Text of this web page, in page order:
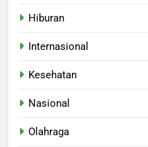
Hiburan
Internasional
Kesehatan
Nasional
Olahraga